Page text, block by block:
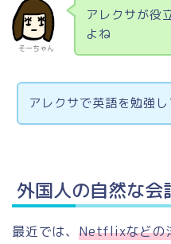
そーちゃん
アレクサが役
よね
アレクサで英語を勉強
外国人の自然な会
最近では、 Netflixなどの